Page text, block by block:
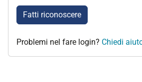
Fatti riconoscere
Problemi nel fare login? Chiedi